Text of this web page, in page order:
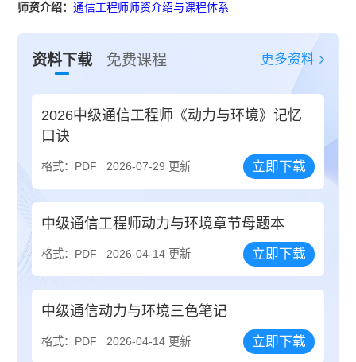
师资介绍：通信工程师师资介绍与课程体系
资料下载 免费课程 更多资料
2026中级通信工程师《动力与环境》记忆
口诀
格式：PDF 2026-07-29 更新 立即下载
中级通信工程师动力与环境章节母题本
格式：PDF 2026-04-14 更新 立即下载
中级通信动力与环境三色笔记
格式：PDF 2026-04-14 更新 立即下载